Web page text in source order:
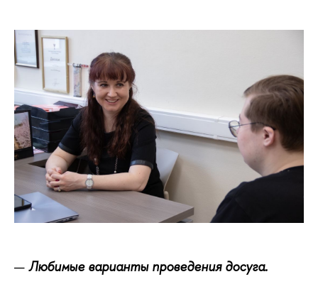
Любимые варианты проведения досуга.